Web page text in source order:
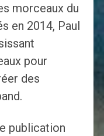
morceaux du
en 2014, Paul
pour
des
publication